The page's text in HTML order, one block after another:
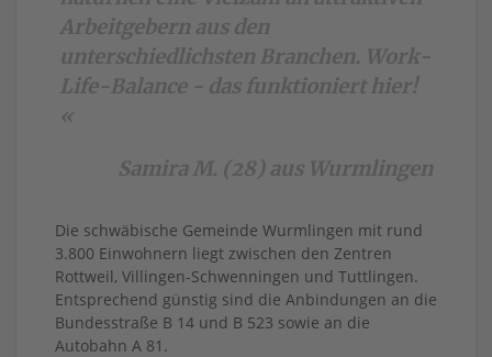
Arbeitgebern aus den
unterschiedlichsten Branchen. Work-
Life-Balance - das funktioniert hier!
«
Samira M. (28) aus Wurmlingen
Die schwäbische Gemeinde Wurmlingen mit rund
3.800 Einwohnern liegt zwischen den Zentren
Rottweil, Villingen-Schwenningen und Tuttlingen.
Entsprechend günstig sind die Anbindungen an die
Bundesstraße B 14 und B 523 sowie an die
Autobahn A 81.